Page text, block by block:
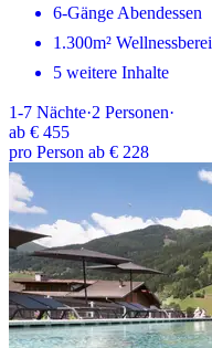
6-Gänge Abendessen
1.300m²
5 weitere Inhalte
1-7 Nächte·2 Personen·
ab € 455
pro Person ab € 228